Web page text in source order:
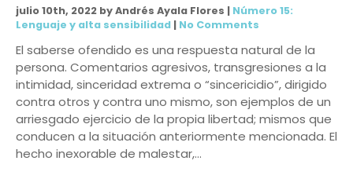
julio 10th, 2022 by Andrés Ayala Flores | Número 15:
Lenguaje y alta sensibilidad | No Comments
El saberse ofendido es una respuesta natural de la
persona. Comentarios agresivos, transgresiones a la
intimidad, sinceridad extrema o “sincericidio”, dirigido
contra otros y contra uno mismo, son ejemplos de un
arriesgado ejercicio de la propia libertad; mismos que
conducen a la situación anteriormente mencionada. El
hecho inexorable de malestar,…